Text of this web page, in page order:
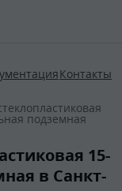
Контакты
подземная
15-
в Санкт-